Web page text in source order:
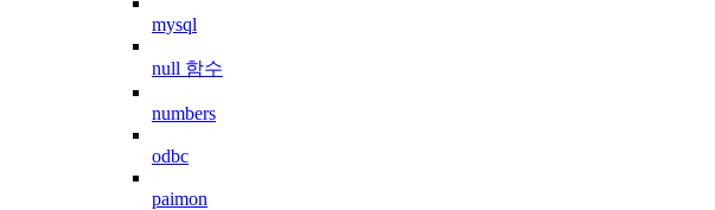
mysql
null 함수
numbers
odbc
paimon